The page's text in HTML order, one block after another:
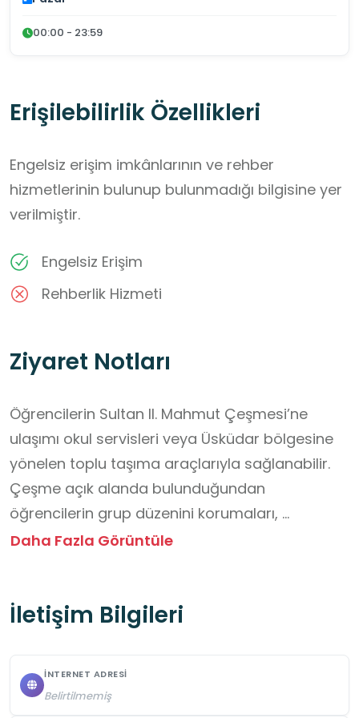
00:00 - 23:59
Erişilebilirlik Özellikleri
Engelsiz erişim imkânlarının ve rehber
hizmetlerinin bulunup bulunmadığı bilgisine yer
verilmiştir.
Engelsiz Erişim
Rehberlik Hizmeti
Ziyaret Notları
Öğrencilerin Sultan II. Mahmut Çeşmesi’ne
ulaşımı okul servisleri veya Üsküdar bölgesine
yönelen toplu taşıma araçlarıyla sağlanabilir.
Çeşme açık alanda bulunduğundan
öğrencilerin grup düzenini korumaları,
öğretmenlerin yönlendirmelerini takip etmeleri
nedeniyle taş yüzeylere dokunulmaması,
verilmemesi önemlidir. Ziyaret sırasında
Daha Fazla Görüntüle
İletişim Bilgileri
İNTERNET ADRESI
Belirtilmemiş